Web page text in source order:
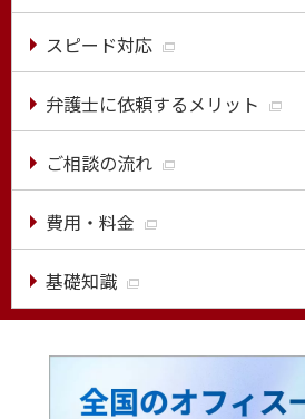
スピード対応
弁護士に依頼するメリット
ご相談の流れ
費用・料金
基礎知識